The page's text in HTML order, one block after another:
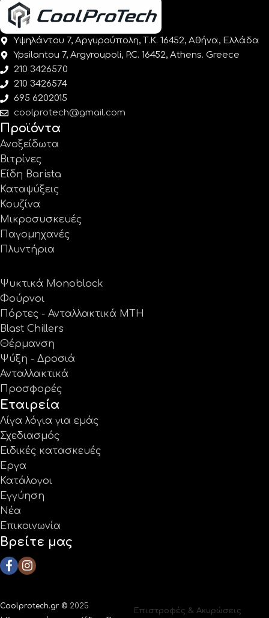
Υψηλάντου 7, Αργυρούπολη, Τ.Κ. 16452, Αθήνα, Ελλάδα
Ypsilantou 7, Argyroupoli, P.C. 16452, Athens. Greece
210 3426570
210 3426574
695 6202015
coolprotech@gmail.com
Προϊόντα
Ανοξείδωτα
Βιτρίνες
Είδη Barista
Καταψύξεις
Κουζίνα
Μικροσυσκευές
Παγομηχανές
Πλυντήρια
Ψυκτικά Monoblock
Φούρνοι
Πόρτες - Ανταλλακτικά MTH
Blast Chillers
Θέρμανση
Ψύξη - Δροσιά
Ανταλλακτικά
Προσφορές
Εταιρεία
Λίγα λόγια για εμάς
Σχεδιασμός
Ειδικές κατασκευές
Έργα
Κατάλογοι
Εγγύηση
Νέα
Επικοινωνία
Βρείτε μας
Coolprotech.gr © 2025
Επιστροφές & Ακυρώσεις